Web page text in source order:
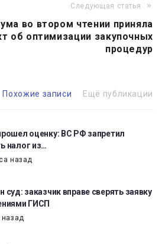
Следующая статья
во втором чтении приняла
об оптимизации закупочных
процедур
Похожие записи Ещё публикации
оценку: ВС РФ запретил
налог из…
назад
суд: заказчик вправе сверять заявку
ГИСП